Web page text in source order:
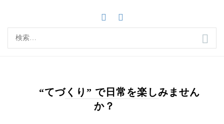
テ
“てづくり” で日常を楽しみません
か？